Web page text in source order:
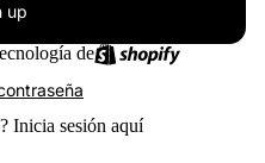
up
de
Inicia sesión aquí